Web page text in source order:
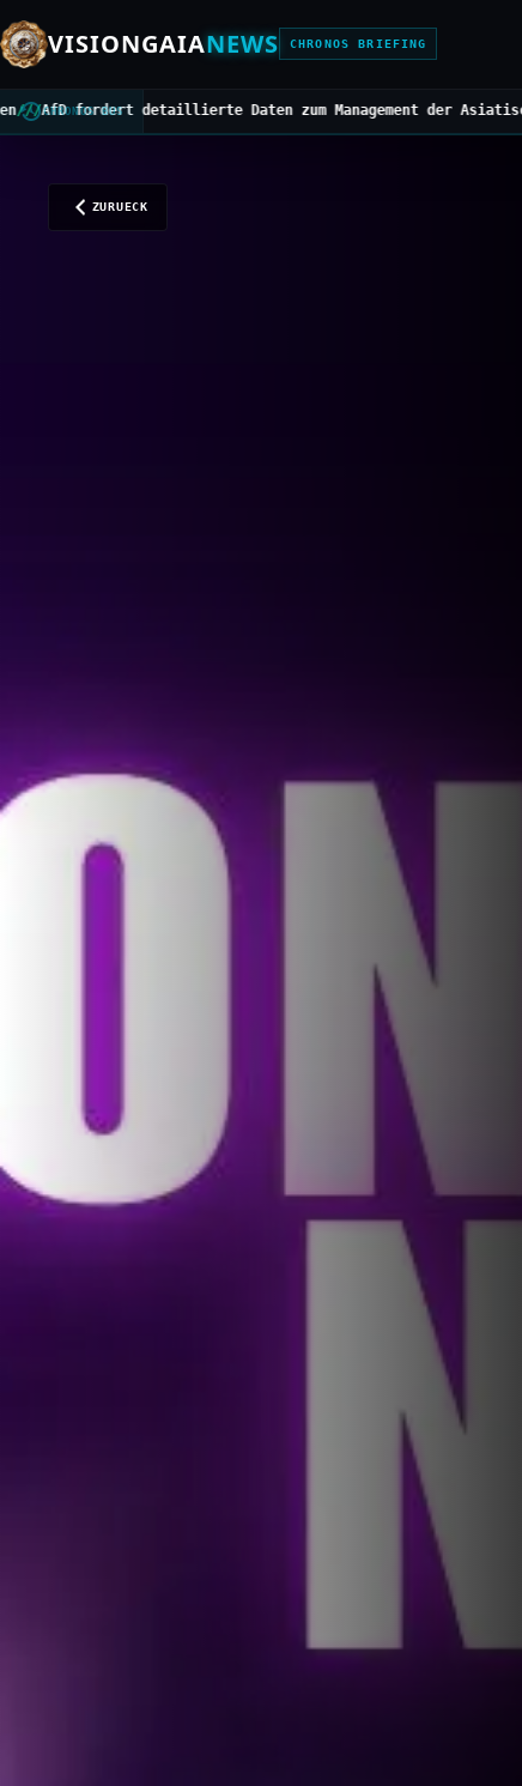
VISIONGAIANEWS CHRONOS BRIEFING
CHRONOS BUS
Daten zum Management der Asiatischen Hornisse///
ZURUECK